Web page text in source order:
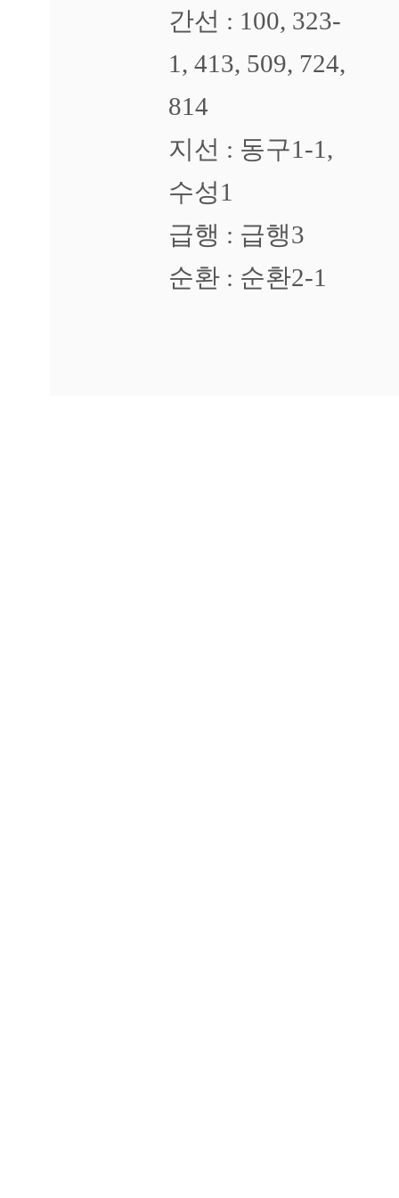
간선 : 100, 323-
1, 413, 509, 724,
814
지선 : 동구1-1,
수성1
급행 : 급행3
순환 : 순환2-1